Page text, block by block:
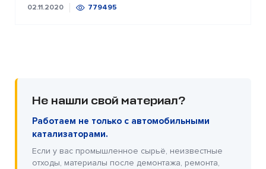
02.11.2020 779495
Не нашли свой материал?
Работаем не только с автомобильными
катализаторами.
Если у вас промышленное сырьё, неизвестные
отходы, материалы после демонтажа, ремонта,